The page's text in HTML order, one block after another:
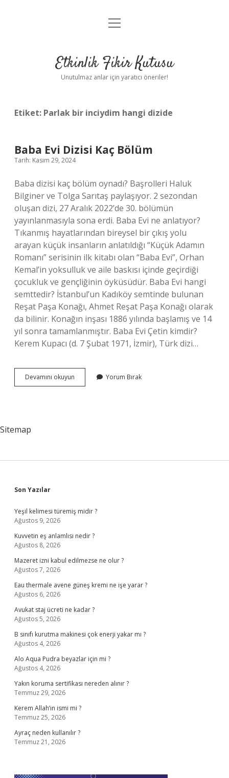
Anasayfa
Yasal Uyarı
menüyü
Etkinlik Fikir Kutusu
Unutulmaz anlar için yaratıcı öneriler!
Etiket: Parlak bir inciydim hangi dizide
Baba Evi Dizisi Kaç Bölüm
Tarih: Kasım 29, 2024
Baba dizisi kaç bölüm oynadı? Başrolleri Haluk
Bilginer ve Tolga Sarıtaş paylaşıyor. 2 sezondan
oluşan dizi, 27 Aralık 2022’de 30. bölümün
yayınlanmasıyla sona erdi. Baba Evi ne anlatıyor?
Tıkanmış hayatlarından bireysel bir çıkış yolu
arayan küçük insanların anlatıldığı “Küçük Adamın
Romanı” serisinin ilk kitabı olan “Baba Evi”, Orhan
Kemal’in yoksulluk ve aile baskısı içinde geçirdiği
çocukluk ve gençliğinin öyküsüdür. Baba Evi hangi
semttedir? İstanbul’un Kadıköy semtinde bulunan
Reşat Paşa Konağı, Ahmet Reşat Paşa Konağı olarak
da bilinir. Konağın inşası 1886 yılında başlamış ve 14
yıl sonra tamamlanmıştır. Baba Evi Çetin kimdir?
Kerem Kupacı (d. 7 Şubat 1971, İzmir), Türk dizi…
Devamını okuyun
Evi
Yorum Bırak
Sitemap
Sidebar
Son Yazılar
Yeşil kelimesi türemiş midir ?
Ağustos 9, 2026
Kuvvetin eş anlamlısı nedir ?
Ağustos 8, 2026
Mazeret izni kabul edilmezse ne olur ?
Ağustos 7, 2026
Eau thermale avene güneş kremi ne işe yarar ?
Ağustos 6, 2026
Avukat staj ücreti ne kadar ?
Ağustos 5, 2026
B sınıfı kurutma makinesi çok enerji yakar mı ?
Ağustos 4, 2026
Alo Aqua Pudra beyazlar için mi ?
Ağustos 4, 2026
Yakın koruma sertifikası nereden alınır ?
Temmuz 29, 2026
Kerem Allah’ın ismi mi ?
Temmuz 25, 2026
Ayraç neden kullanılır ?
Temmuz 21, 2026